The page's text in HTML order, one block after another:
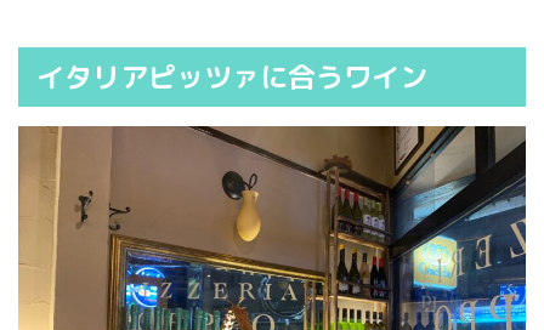
イタリアピッツァに合うワイン